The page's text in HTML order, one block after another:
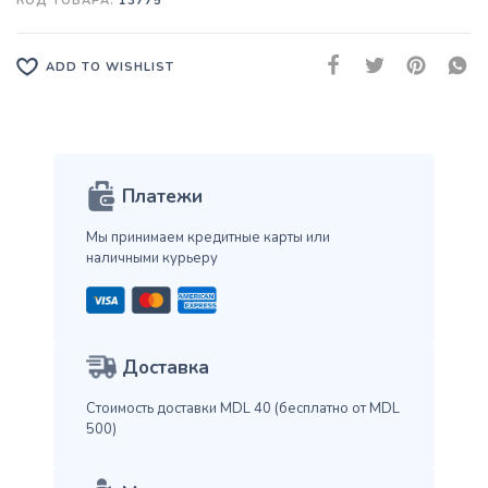
ADD TO WISHLIST
Платежи
Мы принимаем кредитные карты или
наличными курьеру
Доставка
Стоимость доставки MDL 40 (бесплатно от MDL
500)